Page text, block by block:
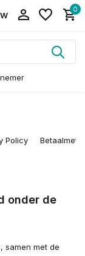
0
Policy
onder de
samen met de